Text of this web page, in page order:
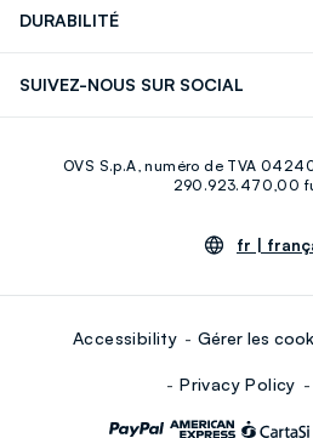
DURABILITÉ
SUIVEZ-NOUS SUR SOCIAL
YoutubeOVS S.p.A, numéro de TVA
290.923.470,00
fr |
Accessibility Gérer les
Privacy Policy